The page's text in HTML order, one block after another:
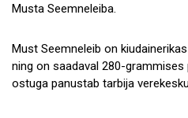
Musta Seemneleiba.
Must Seemneleib on
ning on saadaval 280-grammises
ostuga panustab tarbija